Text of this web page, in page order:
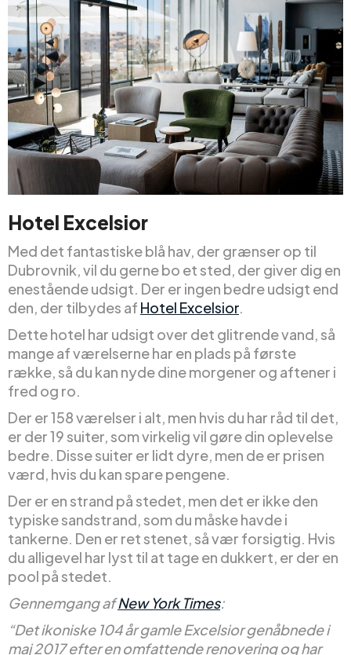
Hotel Excelsior
Med det fantastiske blå hav, der grænser op til
Dubrovnik, vil du gerne bo et sted, der giver dig en
enestående udsigt. Der er ingen bedre udsigt end
den, der tilbydes af Hotel Excelsior.
Dette hotel har udsigt over det glitrende vand, så
mange af værelserne har en plads på første
række, så du kan nyde dine morgener og aftener i
fred og ro.
Der er 158 værelser i alt, men hvis du har råd til det,
er der 19 suiter, som virkelig vil gøre din oplevelse
bedre. Disse suiter er lidt dyre, men de er prisen
værd, hvis du kan spare pengene.
Der er en strand på stedet, men det er ikke den
typiske sandstrand, som du måske havde i
tankerne. Den er ret stenet, så vær forsigtig. Hvis
du alligevel har lyst til at tage en dukkert, er der en
pool på stedet.
Gennemgang afNew York Times:
“Det ikoniske 104 år gamle Excelsior genåbnede i
maj 2017 efter en omfattende renovering og har